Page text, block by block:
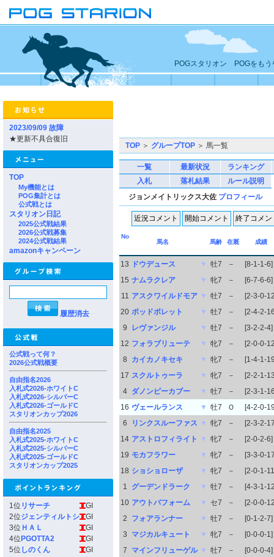
POGスタリオン POGをもう
2023/09/09 故障
★更新不具合復旧
TOP
My機能とは
POG集計とは
公式戦とは
スタリオン日記
2025公式戦結果
2026公式戦募集
2024公式戦結果
amazonキャンペーン
履歴消去
公式戦って何？
2026公式戦概要
自由指名2026
入札式2026-ホワイトC
入札式2026-シルバーC
入札式2026-ゴールドC
スタリオンカップ2026
自由指名2025
入札式2025-ホワイトC
入札式2025-シルバーC
入札式2025-ゴールドC
スタリオンカップ2025
1位 リサーチ
GI
2位ジェンティルトシ
GI
3位 ＨＡＬ
GI
4位 PGOTTA2
GI
5位 しのくん
GI
TOP ＞ グループTOP ＞ 馬一覧
一覧 最新状況
ランキング
入札
落札結果
ルール説明
ジョンメイトリックス大佐 プロフィール
No
馬名
馬齢 在厩 成績
13 ドウデュース ▼ 牡7 －
[8-1-1-6]
15 ナムラクレア ▼ 牝7 －
[6-7-6-6]
11 アスクワイルドモア ▼ 牡7 －
[2-3-0-
20 ポッドボレット ▼ 牡7 －
[2-4-2-
9
レヴァンジル ▼ 牡7 －
[3-2-2-4]
12 フォラブリューテ ▼ 牝7 －
[2-0-0-
8
カイカノキセキ ▼ 牝7 －
[1-4-1-
17 スクルトゥーラ ▼ 牝7 －
[2-2-1-
4
ダノンピーカブー ▼ 牡7 －
[2-3-1-
16 ヴェールランス ▼ 牡7 Ｏ
[4-2-0-
6
リンクスルーファス ▼ 牝7 －
[2-3-2-
14 アストロフィライト ▼ 牝7 －
[2-0-2-6]
19 モカフラワー ▼ 牝7 －
[3-3-0-
18 ショショローザ ▼ 牝7 －
[2-0-1-
1
グーデンドラーク ▼ 牡7 －
[4-3-1-
10 アウトパフォーム ▼ セ7 －
[2-0-0-
2
フォアランナー ▼ 牡7 －
[0-1-2-7]
3
マジカルキュート ▼ 牝7 －
[0-0-0-1]
7
マインフリューゲル ▼ 牡7 －
[0-0-0-4]